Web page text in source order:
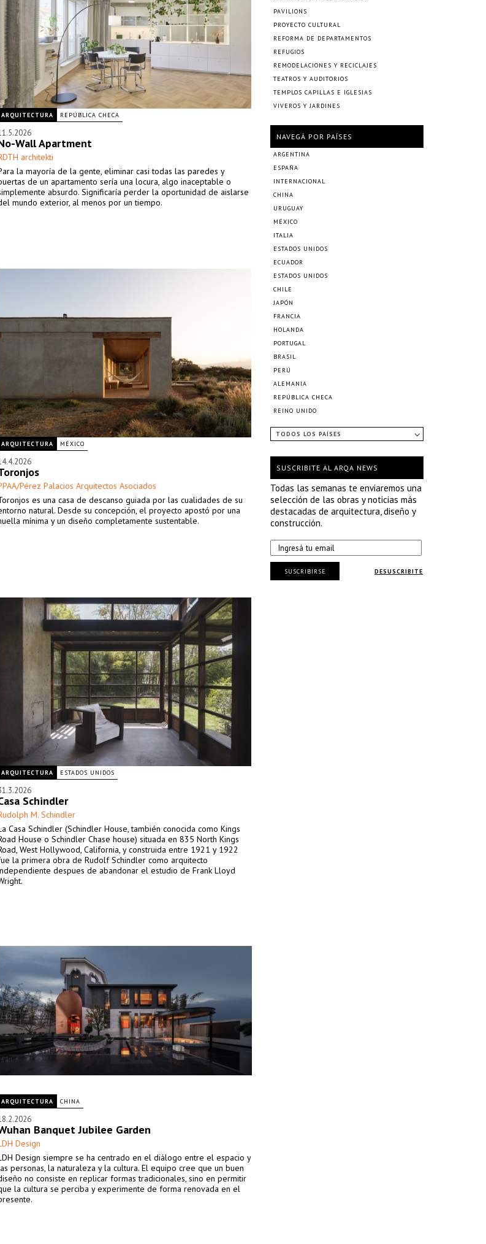
ARQUITECTURA REPÚBLICA CHECA
Wall Apartment
architekti
la mayoría de la gente, eliminar casi todas las paredes y
de un apartamento sería una locura, algo inaceptable o
absurdo. Significaría perder la oportunidad de aislarse
mundo exterior, al menos por un tiempo.
ARQUITECTURA MÉXICO
Pérez Palacios Arquitectos Asociados
es una casa de descanso guiada por las cualidades de su
natural. Desde su concepción, el proyecto apostó por una
mínima y un diseño completamente sustentable.
ARQUITECTURA ESTADOS UNIDOS
Schindler
M. Schindler
Casa Schindler (Schindler House, también conocida como Kings
House o Schindler Chase house) situada en 835 North Kings
West Hollywood, California, y construida entre 1921 y 1922
la primera obra de Rudolf Schindler como arquitecto
despues de abandonar el estudio de Frank Lloyd
ARQUITECTURA CHINA
Banquet Jubilee Garden
Design
Design siempre se ha centrado en el diálogo entre el espacio y
personas, la naturaleza y la cultura. El equipo cree que un buen
no consiste en replicar formas tradicionales, sino en permitir
la cultura se perciba y experimente de forma renovada en el
PAVILIONS
PROYECTO CULTURAL
REFORMA DE DEPARTAMENTOS
REFUGIOS
REMODELACIONES Y RECICLAJES
TEATROS Y AUDITORIOS
TEMPLOS CAPILLAS E IGLESIAS
VIVEROS Y JARDINES
NAVEGÁ POR PAÍSES
ARGENTINA
ESPAÑA
INTERNACIONAL
CHINA
URUGUAY
MÉXICO
ITALIA
ESTADOS UNIDOS
ECUADOR
ESTADOS UNIDOS
CHILE
JAPÓN
FRANCIA
HOLANDA
PORTUGAL
BRASIL
PERÚ
ALEMANIA
REPÚBLICA CHECA
REINO UNIDO
TODOS LOS PAÍSES
SUSCRIBITE AL ARQA NEWS
Todas las semanas te enviaremos una
selección de las obras y noticias más
destacadas de arquitectura, diseño y
construcción.
DESUSCRIBITE
SUSCRIBIRSE